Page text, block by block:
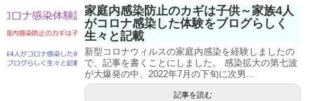
家庭内感染防止のカギは子供～家族4人
がコロナ感染した体験をブログらしく
生々と記載
新型コロナウィルスの家庭内感染を経験しましたの
で、記事を書くことにしました。 感染拡大の第七波
が大爆発の中、2022年7月の下旬に次男...
記事を読む